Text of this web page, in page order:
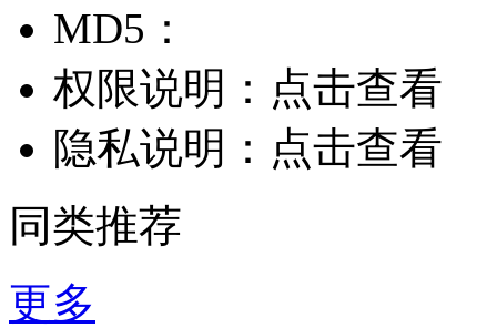
MD5：
权限说明： 点击查看
隐私说明： 点击查看
同类推荐
更多